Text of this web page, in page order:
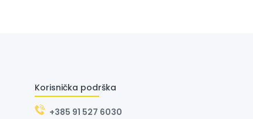
Korisnička podrška
+385 91 527 6030